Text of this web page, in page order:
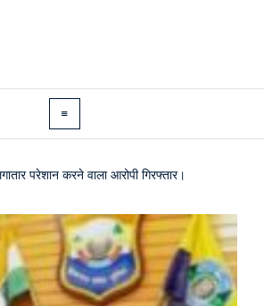
परेशान करने वाला आरोपी गिरफ्तार।